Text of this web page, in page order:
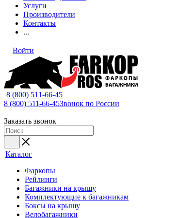
Услуги
Производители
Контакты
...
Войти
8 (800) 511-66-45
8 (800) 511-66-45Звонок по России
Заказать звонок
Каталог
Фаркопы
Рейлинги
Багажники на крышу
Комплектующие к багажникам
Боксы на крышу
Велобагажники